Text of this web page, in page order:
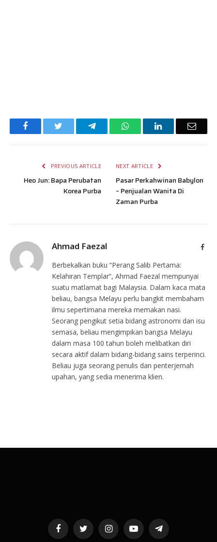
Facebook TelegramWhatsAppLinkedIn Email
PREVIOUS ARTICLE
Heo Jun: Bapa Perubatan
Korea Purba
NEXT ARTICLE
Pasar Perkahwinan Babylon
– Penjualan Wanita Di
Zaman Purba
Ahmad Faezal
Berbekalkan buku “Perang Salib Pertama:
Kelahiran Templar”, Ahmad Faezal mempunyai
suatu matlamat bagi Malaysia. Dalam kaca mata
beliau, bangsa Melayu perlu bangkit membaham
ilmu sepertimana mereka memakan nasi.
Seorang pengikut setia bidang astronomi dan isu
semasa, beliau mengimpikan bangsa Melayu
dalam masa 100 tahun boleh melibatkan diri
secara aktif dalam bidang-bidang sains terperinci.
Beliau juga seorang penulis dan penterjemah
upahan, yang sedia menerima klien.
FacebookTwitter InstagramYouTubeTelegram